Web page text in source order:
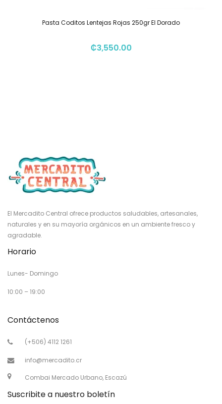
Pasta Coditos Lentejas Rojas 250gr El Dorado
₡3,550.00
El Mercadito Central ofrece productos saludables, artesanales,
naturales y en su mayoría orgánicos en un ambiente fresco y
agradable.
Horario
Lunes- Domingo
10:00 – 19:00
Contáctenos
(+506) 4112 1261
info@mercadito.cr
Combai Mercado Urbano, Escazú
Suscribite a nuestro boletín